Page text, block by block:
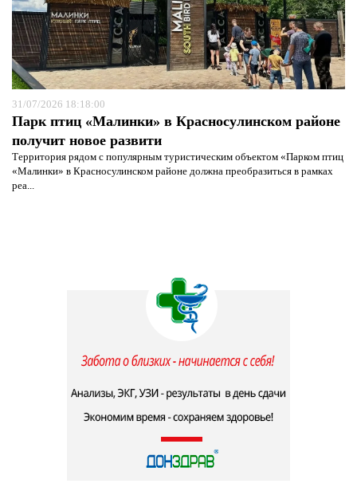
31/07/2026 18:18:00
Парк птиц «Малинки» в Красносулинском районе
получит новое развити
Территория рядом с популярным туристическим объектом «Парком птиц
«Малинки» в Красносулинском районе должна преобразиться в рамках
реа...